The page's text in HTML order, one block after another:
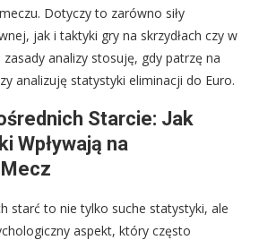
Dotyczy to zarówno siły
jak i taktyki gry na skrzydłach czy w
analizy stosuję, gdy patrzę na
analizuję statystyki eliminacji do Euro.
Starcie: Jak
Wpływają na
starć to nie tylko suche statystyki, ale
aspekt, który często